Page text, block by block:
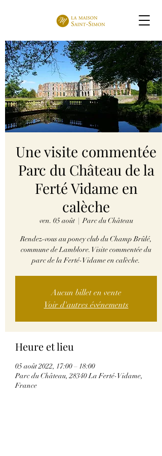
Une visite commentée
Parc du Château de la
Ferté Vidame en
calèche
ven. 05 août
  |
Parc du Château
Rendez-vous au poney club du Champ Brûlé,
commune de Lamblore. Visite commentée du
parc de la Ferté-Vidame en calèche.
Aucun billet en vente
Voir d'autres événements
Heure et lieu
05 août 2022, 17:00 – 18:00
Parc du Château, 28340 La Ferté-Vidame,
France